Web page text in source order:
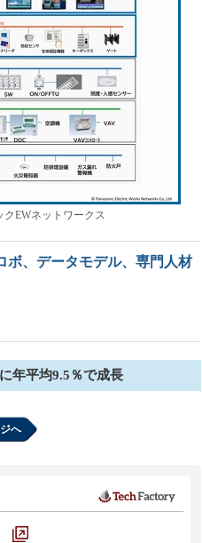
EWネットワークス
ボ、データモデル、専門人材
年平均9.5％で成長
へ